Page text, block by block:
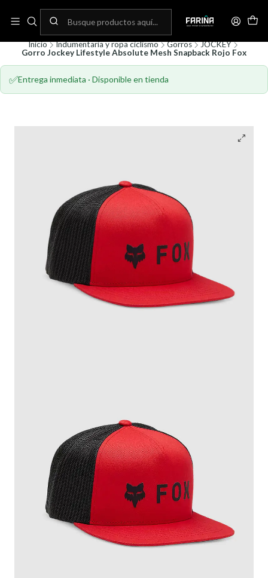
Envíos gratis por compras sobre 80.000! (No aplica para bicicletas)
Inicio Indumentaria y ropa ciclismo Gorros
JOCKEY
Gorro Jockey Lifestyle Absolute Mesh Snapback Rojo Fox
✅Entrega inmediata · Disponible en tienda